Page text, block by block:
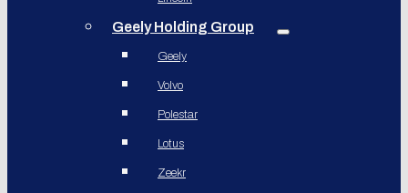
Geely Holding Group
Geely
Volvo
Polestar
Lotus
Zeekr